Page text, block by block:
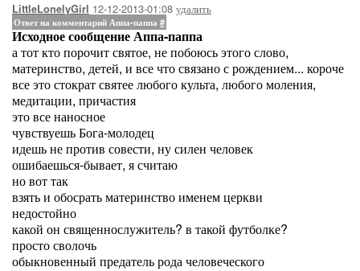
LittleLonelyGirl 12-12-2013-01:08 удалить
Ответ на комментарий Аппа-паппа #
Исходное сообщение Аппа-паппа
а тот кто порочит святое, не побоюсь этого слово,
материнство, детей, и все что связано с рождением... короче
все это стократ святее любого культа, любого моления,
медитации, причастия
это все наносное
чувствуешь Бога-молодец
идешь не против совести, ну силен человек
ошибаешься-бывает, я считаю
но вот так
взять и обосрать материнство именем церкви
недостойно
какой он священнослужитель? в такой футболке?
просто сволочь
обыкновенный предатель рода человеческого